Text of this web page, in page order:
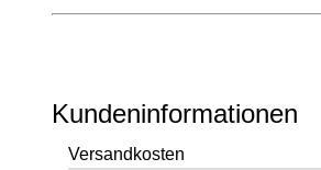
Kundeninformationen
Versandkosten